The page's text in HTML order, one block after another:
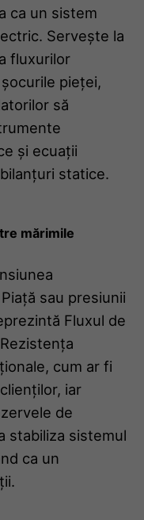
ca un sistem
Servește la
fluxurilor
pieței,
să
și ecuații
statice.
mărimile
sau presiunii
Fluxul de
cum ar fi
iar
de
stabiliza sistemul
ca un